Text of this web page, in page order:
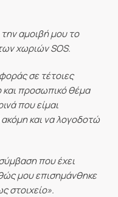
αμοιβή μου το
χωριώνSOS.
σε τέτοιες
και προσωπικό θέμα
που είμαι
και να λογοδοτώ
που έχει
μου επισημάνθηκε
στοιχείο».